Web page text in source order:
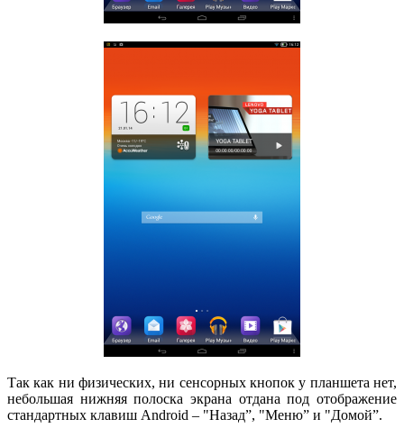
Так как ни физических, ни сенсорных кнопок у планшета нет,
небольшая нижняя полоска экрана отдана под отображение
стандартных клавиш Android – "Назад”, "Меню” и "Домой”.